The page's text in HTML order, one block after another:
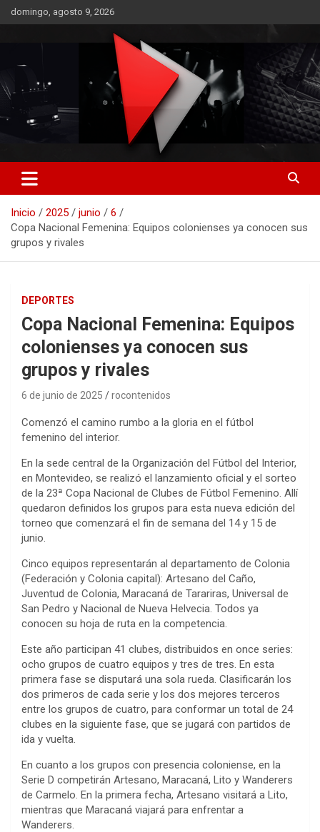
Saltar
al
domingo, agosto 9, 2026
RO CONTENIDOS
Inicio 2025 junio
6
Copa Nacional Femenina: Equipos colonienses ya conocen sus
grupos y rivales
DEPORTES
Copa Nacional Femenina: Equipos
colonienses ya conocen sus
grupos y rivales
6 de junio de 2025 rocontenidos
Comenzó el camino rumbo a la gloria en el fútbol
femenino del interior.
En la sede central de la Organización del Fútbol del Interior,
en Montevideo, se realizó el lanzamiento oficial y el sorteo
de la 23ª Copa Nacional de Clubes de Fútbol Femenino. Allí
quedaron definidos los grupos para esta nueva edición del
torneo que comenzará el fin de semana del 14 y 15 de
junio.
Cinco equipos representarán al departamento de Colonia
(Federación y Colonia capital): Artesano del Caño,
Juventud de Colonia, Maracaná de Tarariras, Universal de
San Pedro y Nacional de Nueva Helvecia. Todos ya
conocen su hoja de ruta en la competencia.
Este año participan 41 clubes, distribuidos en once series:
ocho grupos de cuatro equipos y tres de tres. En esta
primera fase se disputará una sola rueda. Clasificarán los
dos primeros de cada serie y los dos mejores terceros
entre los grupos de cuatro, para conformar un total de 24
clubes en la siguiente fase, que se jugará con partidos de
ida y vuelta.
En cuanto a los grupos con presencia coloniense, en la
Serie D competirán Artesano, Maracaná, Lito y Wanderers
de Carmelo. En la primera fecha, Artesano visitará a Lito,
mientras que Maracaná viajará para enfrentar a
Wanderers.